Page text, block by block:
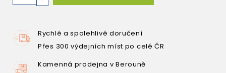
Rychlé a spolehlivé doručení
Přes 300 výdejních míst po celé ČR
Kamenná prodejna v Berouně